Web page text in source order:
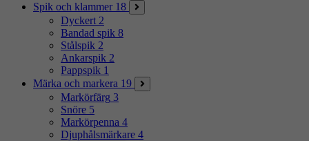
Spik och klammer 18
Dyckert 2
Bandad spik 8
Stålspik 2
Ankarspik 2
Pappspik 1
Märka och markera 19
Markörfärg 3
Snöre 5
Markörpenna 4
Djuphålsmärkare 4